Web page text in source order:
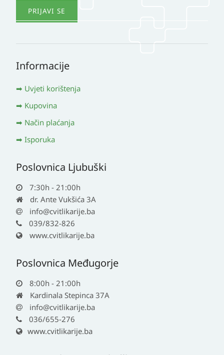
Informacije
Uvjeti korištenja
Kupovina
Način plaćanja
Isporuka
Poslovnica Ljubuški
7:30h - 21:00h
dr. Ante Vukšića 3A
info@cvitlikarije.ba
039/832-826
www.cvitlikarije.ba
Poslovnica Međugorje
8:00h - 21:00h
Kardinala Stepinca 37A
info@cvitlikarije.ba
036/655-276
www.cvitlikarije.ba